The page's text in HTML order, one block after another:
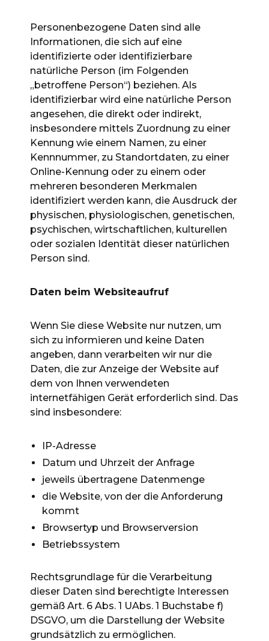
Personenbezogene Daten sind alle
Informationen, die sich auf eine
identifizierte oder identifizierbare
natürliche Person (im Folgenden
„betroffene Person“) beziehen. Als
identifizierbar wird eine natürliche Person
angesehen, die direkt oder indirekt,
insbesondere mittels Zuordnung zu einer
Kennung wie einem Namen, zu einer
Kennnummer, zu Standortdaten, zu einer
Online-Kennung oder zu einem oder
mehreren besonderen Merkmalen
identifiziert werden kann, die Ausdruck der
physischen, physiologischen, genetischen,
psychischen, wirtschaftlichen, kulturellen
oder sozialen Identität dieser natürlichen
Person sind.
Daten beim Websiteaufruf
Wenn Sie diese Website nur nutzen, um
sich zu informieren und keine Daten
angeben, dann verarbeiten wir nur die
Daten, die zur Anzeige der Website auf
dem von Ihnen verwendeten
internetfähigen Gerät erforderlich sind. Das
sind insbesondere:
IP-Adresse
Datum und Uhrzeit der Anfrage
jeweils übertragene Datenmenge
die Website, von der die Anforderung
kommt
Browsertyp und Browserversion
Betriebssystem
Rechtsgrundlage für die Verarbeitung
dieser Daten sind berechtigte Interessen
gemäß Art. 6 Abs. 1 UAbs. 1 Buchstabe f)
DSGVO, um die Darstellung der Website
grundsätzlich zu ermöglichen.